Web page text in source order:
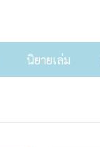
นิยายเล่ม